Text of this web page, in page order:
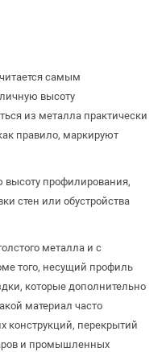
самым
высоту
из металла практически
правило, маркируют
профилирования,
стен или обустройства
металла и с
того, несущий профиль
которые дополнительно
материал часто
конструкций, перекрытий
и промышленных